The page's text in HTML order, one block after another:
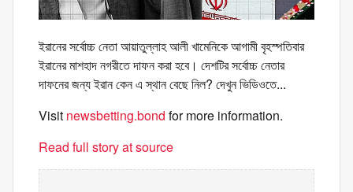
ইরানের সর্বোচ্চ নেতা আয়াতুল্লাহ আলী খামেনিকে আগামী বৃহস্পতিবার
ইরানের মাশহাদ নগরীতে দাফন করা হবে। দেশটির সর্বোচ্চ নেতার
দাফনের জন্য ইরান কেন এ স্থান বেছে নিল? দেখুন ভিডিওতে...
Visit newsbetting.bond for more information.
Read full story at source